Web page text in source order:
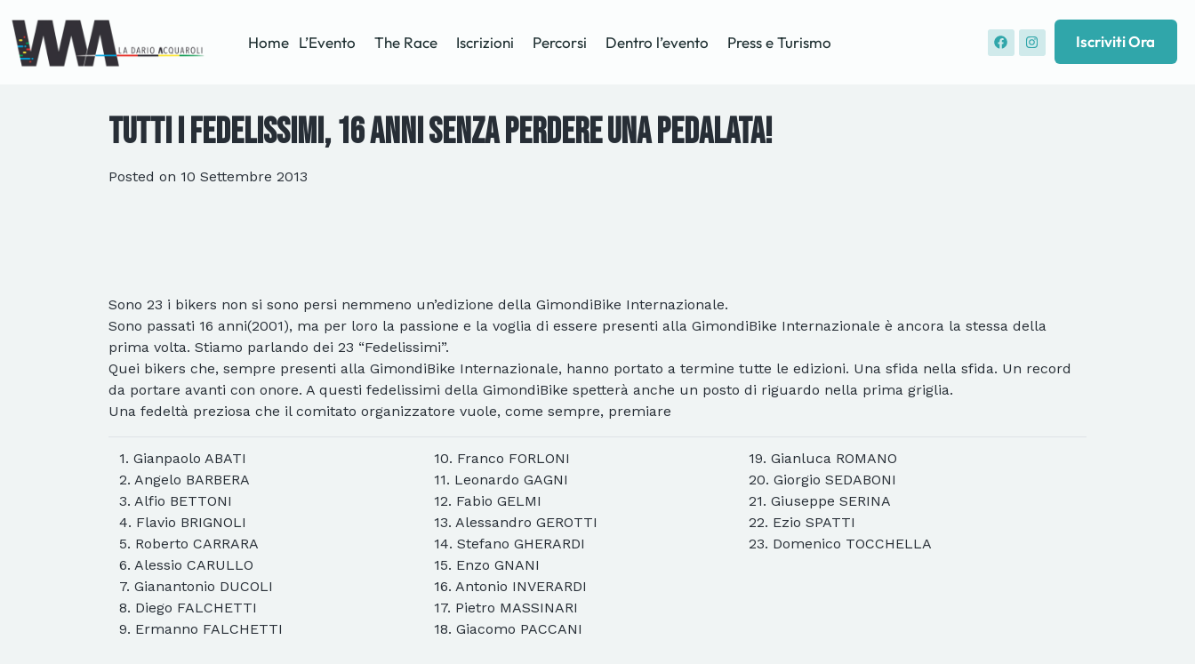
Home L’Evento The Race Iscrizioni Percorsi Dentro l’evento Press e Turismo Iscriviti Ora
Tutti i Fedelissimi, 16 anni senza perdere una pedalata!
Posted on 10 Settembre 2013
Sono 23 i bikers non si sono persi nemmeno un’edizione della GimondiBike Internazionale.
Sono passati 16 anni(2001), ma per loro la passione e la voglia di essere presenti alla GimondiBike Internazionale è ancora la stessa della
prima volta. Stiamo parlando dei 23 “Fedelissimi”.
Quei bikers che, sempre presenti alla GimondiBike Internazionale, hanno portato a termine tutte le edizioni. Una sfida nella sfida. Un record
da portare avanti con onore. A questi fedelissimi della GimondiBike spetterà anche un posto di riguardo nella prima griglia.
Una fedeltà preziosa che il comitato organizzatore vuole, come sempre, premiare
1. Gianpaolo ABATI
2. Angelo BARBERA
3. Alfio BETTONI
4. Flavio BRIGNOLI
5. Roberto CARRARA
6. Alessio CARULLO
7. Gianantonio DUCOLI
8. Diego FALCHETTI
9. Ermanno FALCHETTI
10. Franco FORLONI
11. Leonardo GAGNI
12. Fabio GELMI
13. Alessandro GEROTTI
14. Stefano GHERARDI
15. Enzo GNANI
16. Antonio INVERARDI
17. Pietro MASSINARI
18. Giacomo PACCANI
19. Gianluca ROMANO
20. Giorgio SEDABONI
21. Giuseppe SERINA
22. Ezio SPATTI
23. Domenico TOCCHELLA